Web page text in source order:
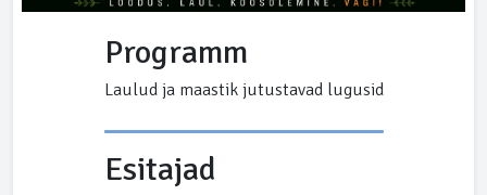
Programm
Laulud ja maastik jutustavad lugusid
Esitajad